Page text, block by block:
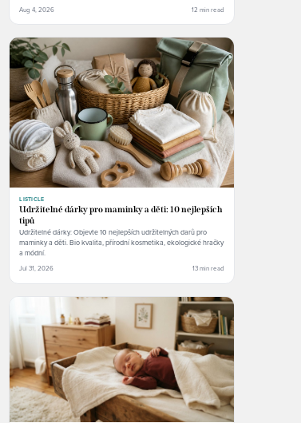
Aug 4, 2026 12 min read
LISTICLE
Udržitelné dárky pro maminky a děti: 10 nejlepších
tipů
Udržitelné dárky: Objevte 10 nejlepších udržitelných darů pro
maminky a děti. Bio kvalita, přírodní kosmetika, ekologické hračky
a módní.
Jul 31, 2026 13 min read